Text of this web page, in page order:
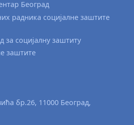
Београд
радника социјалне заштите
за социјалну заштиту
заштите
бр.26, 11000 Београд,